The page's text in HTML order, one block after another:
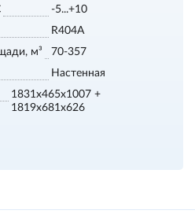
-5...+10
R404A
м³
70-357
Настенная
1831x465x1007 +
1819x681x626